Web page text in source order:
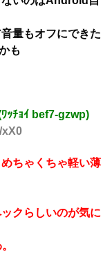
量もオフにできた
も
ｯﾁｮｲ bef7-gzwp)
xX0
ちゃくちゃ軽い薄
クらしいのが気に